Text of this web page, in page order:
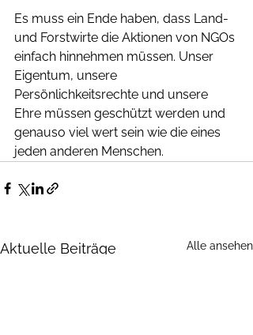
Es muss ein Ende haben, dass Land-
und Forstwirte die Aktionen von NGOs
einfach hinnehmen müssen. Unser
Eigentum, unsere
Persönlichkeitsrechte und unsere
Ehre müssen geschützt werden und
genauso viel wert sein wie die eines
jeden anderen Menschen.
Aktuelle Beiträge Alle ansehen